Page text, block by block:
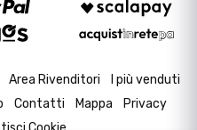
Area Rivenditori
I più venduti
Contatti Mappa
Privacy